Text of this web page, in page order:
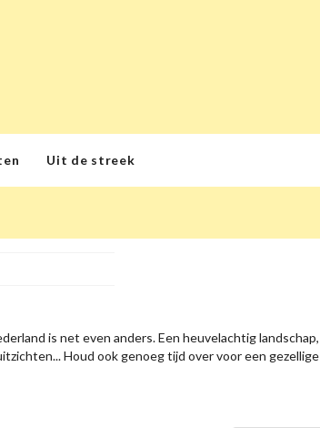
Uit de streek
is net even anders. Een heuvelachtig landschap,
Houd ook genoeg tijd over voor een gezellige